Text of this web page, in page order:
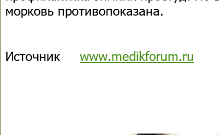
морковь противопоказана.
Источник www.medikforum.ru